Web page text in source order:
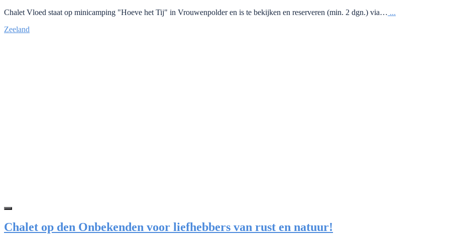
Chalet Vloed staat op minicamping "Hoeve het Tij" in Vrouwenpolder en is te bekijken en reserveren (min. 2 dgn.) via… ...
Zeeland
Chalet op den Onbekenden voor liefhebbers van rust en natuur!